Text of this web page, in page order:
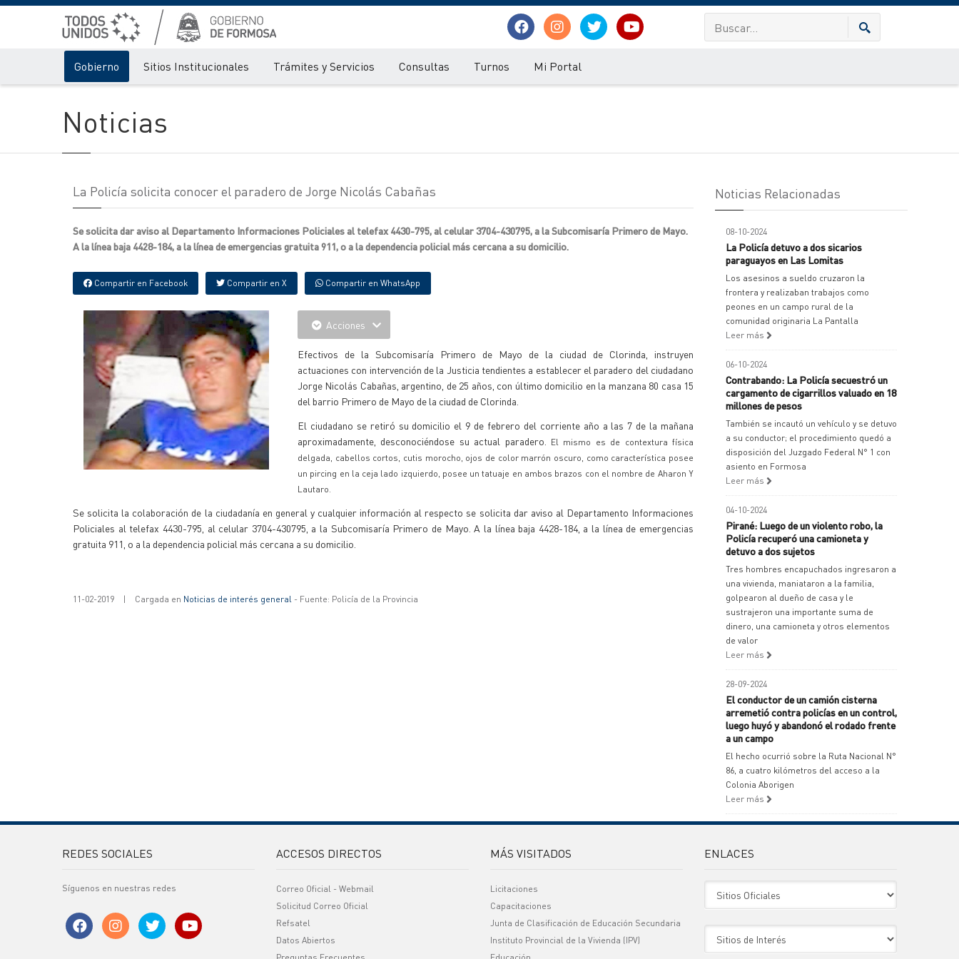
Gobierno Sitios Institucionales Trámites y Servicios Consultas Turnos Mi Portal
Noticias
La Policía solicita conocer el paradero de Jorge Nicolás Cabañas
Se solicita dar aviso al Departamento Informaciones Policiales al telefax 4430-795, al celular 3704-430795, a la Subcomisaría Primero de Mayo.
A la línea baja 4428-184, a la línea de emergencias gratuita 911, o a la dependencia policial más cercana a su domicilio.
Compartir en Facebook Compartir en X Compartir en WhatsApp
Acciones
Efectivos de la Subcomisaría Primero de Mayo de la ciudad de Clorinda, instruyen
actuaciones con intervención de la Justicia tendientes a establecer el paradero del ciudadano
Jorge Nicolás Cabañas, argentino, de 25 años, con último domicilio en la manzana 80 casa 15
del barrio Primero de Mayo de la ciudad de Clorinda.
El ciudadano se retiró su domicilio el 9 de febrero del corriente año a las 7 de la mañana
aproximadamente, desconociéndose su actual paradero.
El mismo es de contextura física
delgada, cabellos cortos, cutis morocho, ojos de color marrón oscuro, como característica posee
un pircing en la ceja lado izquierdo, posee un tatuaje en ambos brazos con el nombre de Aharon Y
Lautaro.
Se solicita la colaboración de la ciudadanía en general y cualquier información al respecto se solicita dar aviso al Departamento Informaciones
Policiales al telefax 4430-795, al celular 3704-430795, a la Subcomisaría Primero de Mayo. A la línea baja 4428-184, a la línea de emergencias
gratuita 911, o a la dependencia policial más cercana a su domicilio.
11-02-2019 | Cargada en Noticias de interés general - Fuente: Policía de la Provincia
Noticias Relacionadas
08-10-2024
La Policía detuvo a dos sicarios
paraguayos en Las Lomitas
Los asesinos a sueldo cruzaron la
frontera y realizaban trabajos como
peones en un campo rural de la
comunidad originaria La Pantalla
Leer más
06-10-2024
Contrabando: La Policía secuestró un
cargamento de cigarrillos valuado en 18
millones de pesos
También se incautó un vehículo y se detuvo
a su conductor; el procedimiento quedó a
disposición del Juzgado Federal N° 1 con
asiento en Formosa
Leer más
04-10-2024
Pirané: Luego de un violento robo, la
Policía recuperó una camioneta y
detuvo a dos sujetos
Tres hombres encapuchados ingresaron a
una vivienda, maniataron a la familia,
golpearon al dueño de casa y le
sustrajeron una importante suma de
dinero, una camioneta y otros elementos
de valor
Leer más
28-09-2024
El conductor de un camión cisterna
arremetió contra policías en un control,
luego huyó y abandonó el rodado frente
a un campo
El hecho ocurrió sobre la Ruta Nacional N°
86, a cuatro kilómetros del acceso a la
Colonia Aborigen
Leer más
REDES SOCIALES
Síguenos en nuestras redes
ACCESOS DIRECTOS
Correo Oficial - Webmail
Solicitud Correo Oficial
Refsatel
Datos Abiertos
MÁS VISITADOS
Licitaciones
Capacitaciones
Junta de Clasificación de Educación Secundaria
Instituto Provincial de la Vivienda (IPV)
ENLACES